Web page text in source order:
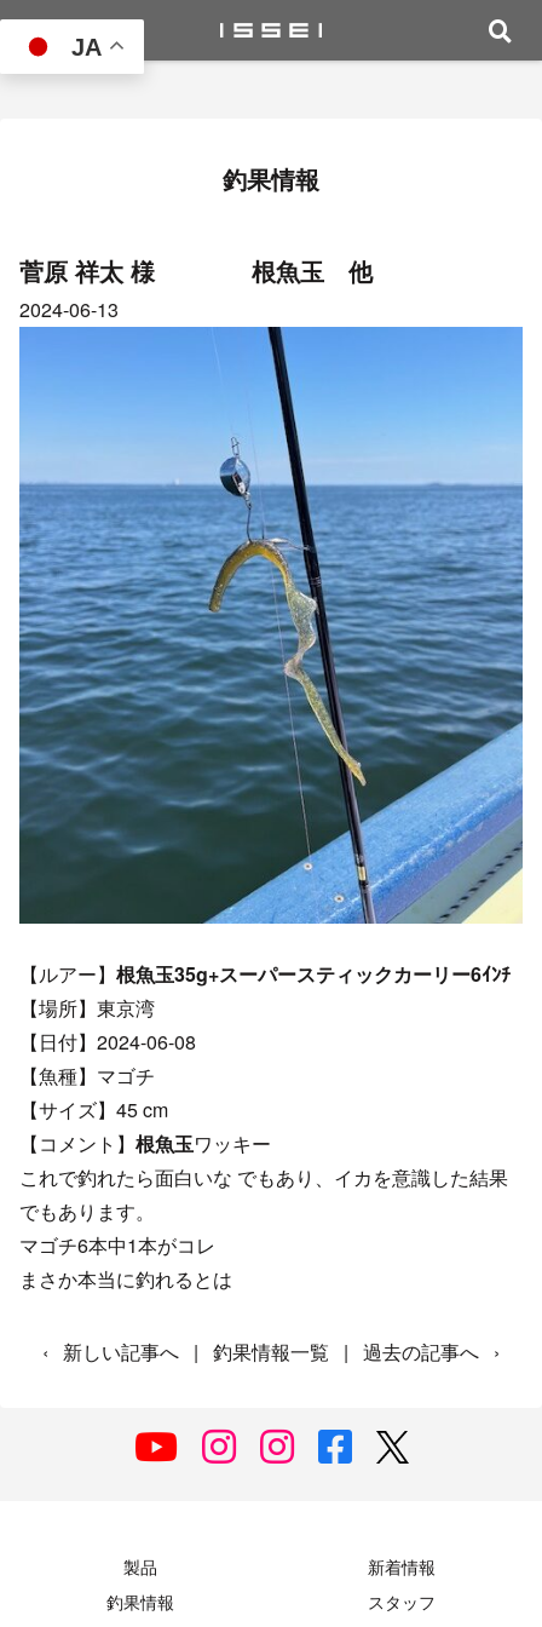
JA
釣果情報
菅原 祥太 様 根魚玉 他
2024-06-13
【ルアー】 根魚玉35g+スーパースティックカーリー6ｲﾝﾁ
【場所】東京湾
【日付】2024-06-08
【魚種】マゴチ
【サイズ】45 cm
【コメント】 根魚玉ワッキー
これで釣れたら面白いな でもあり、イカを意識した結果
でもあります。
マゴチ6本中1本がコレ
まさか本当に釣れるとは
‹ 新しい記事へ | 釣果情報一覧 | 過去の記事へ ›
製品
新着情報
釣果情報
スタッフ